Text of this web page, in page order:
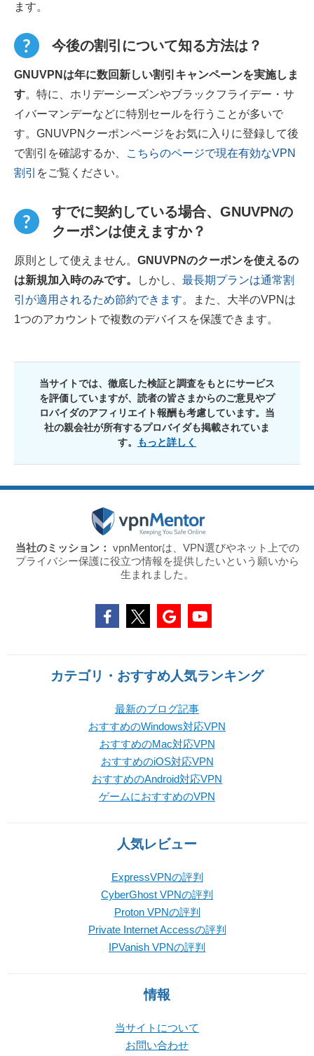
ます。
今後の割引について知る方法は？
GNUVPNは年に数回新しい割引キャンペーンを実施しま
す。特に、ホリデーシーズンやブラックフライデー・サ
イバーマンデーなどに特別セールを行うことが多いで
す。GNUVPNクーポンページをお気に入りに登録して後
で割引を確認するか、
こちらのページで現在有効なVPN
割引 をご覧ください。
すでに契約している場合、GNUVPNの
クーポンは使えますか？
原則として使えません。 GNUVPNのクーポンを使えるの
は新規加入時のみです。
しかし、 最長期プランは通常割
引が適用されるため節約できます。また、大半のVPNは
1つのアカウントで複数のデバイスを保護できます。
当サイトでは、徹底した検証と調査をもとにサービス
を評価していますが、読者の皆さまからのご意見やプ
ロバイダのアフィリエイト報酬も考慮しています。当
社の親会社が所有するプロバイダも掲載されていま
す。
もっと詳しく
当社のミッション： vpnMentorは、VPN選びやネット上での
プライバシー保護に役立つ情報を提供したいという願いから
生まれました。
カテゴリ・おすすめ人気ランキング
最新のブログ記事
おすすめのWindows対応VPN
おすすめのMac対応VPN
おすすめのiOS対応VPN
おすすめのAndroid対応VPN
ゲームにおすすめのVPN
人気レビュー
ExpressVPNの評判
CyberGhost VPNの評判
Proton VPNの評判
Private Internet Accessの評判
IPVanish VPNの評判
情報
当サイトについて
お問い合わせ